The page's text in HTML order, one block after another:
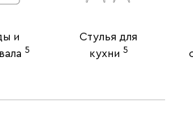
и
5
Стулья для
кухни 5